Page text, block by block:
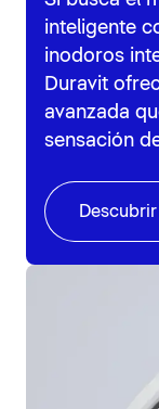
inteligente
inodoros
Duravit
avanzada
sensación